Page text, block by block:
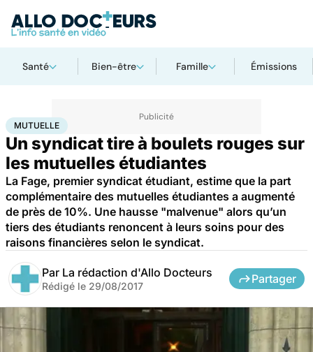
Santé Bien-être Famille Émissions
AccueilSanté Mutuelle
MUTUELLE
Un syndicat tire à boulets rouges sur
les mutuelles étudiantes
La Fage, premier syndicat étudiant, estime que la part
complémentaire des mutuelles étudiantes a augmenté
de près de 10%. Une hausse "malvenue" alors qu’un
tiers des étudiants renoncent à leurs soins pour des
raisons financières selon le syndicat.
Par La rédaction d'Allo Docteurs
Rédigé le 29/08/2017
Partager